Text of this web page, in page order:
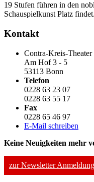
19 Stufen führen in den
Schauspielkunst Platz findet.
Kontakt
Contra-Kreis-Theater
Am Hof 3 - 5
53113 Bonn
Telefon
0228 63 23 07
0228 63 55 17
Fax
0228 65 46 97
E-Mail schreiben
Keine Neuigkeiten mehr
zur Newsletter Anmeldung